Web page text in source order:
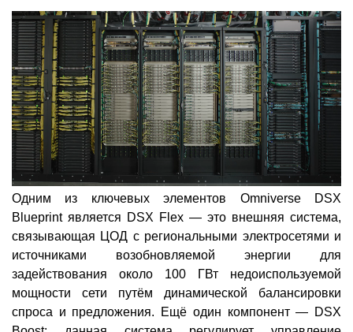
Одним из ключевых элементов Omniverse DSX
Blueprint является DSX Flex — это внешняя система,
связывающая ЦОД с региональными электросетями и
источниками возобновляемой энергии для
задействования около 100 ГВт недоиспользуемой
мощности сети путём динамической балансировки
спроса и предложения. Ещё один компонент — DSX